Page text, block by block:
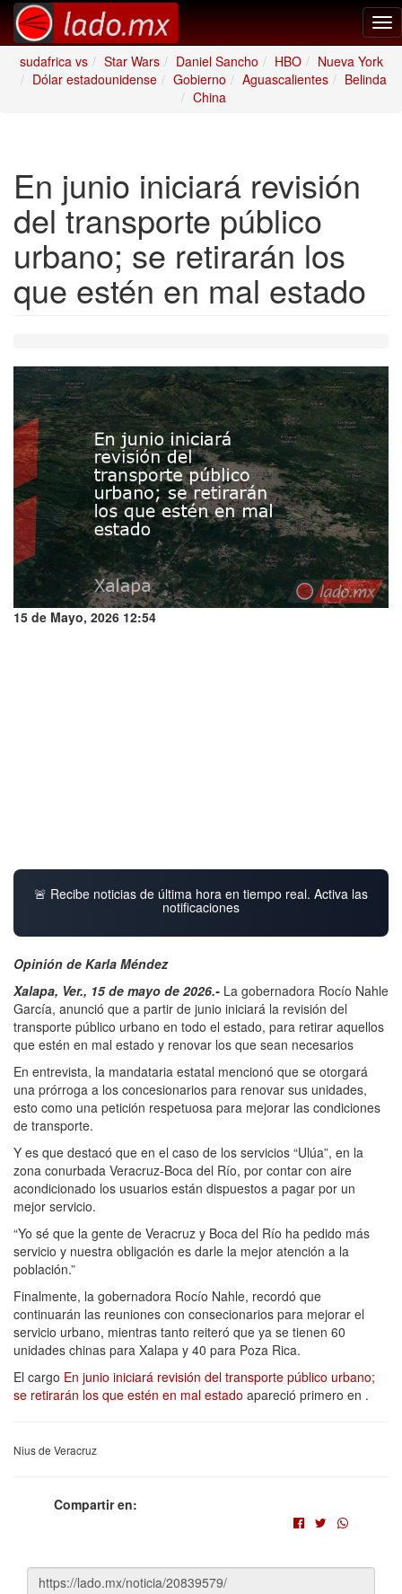
sudafrica vs
Star Wars Daniel Sancho HBO
Nueva York
Dólar estadounidense
Gobierno Aguascalientes
Belinda
China
En junio iniciará revisión
del transporte público
urbano; se retirarán los
que estén en mal estado
15 de Mayo, 2026 12:54
🚨 Recibe noticias de última hora en tiempo real. Activa las
notificaciones
Opinión de Karla Méndez
Xalapa, Ver., 15 de mayo de 2026.- La gobernadora Rocío Nahle
García, anunció que a partir de junio iniciará la revisión del
transporte público urbano en todo el estado, para retirar aquellos
que estén en mal estado y renovar los que sean necesarios
En entrevista, la mandataria estatal mencionó que se otorgará
una prórroga a los concesionarios para renovar sus unidades,
esto como una petición respetuosa para mejorar las condiciones
de transporte.
Y es que destacó que en el caso de los servicios “Ulúa”, en la
zona conurbada Veracruz-Boca del Río, por contar con aire
acondicionado los usuarios están dispuestos a pagar por un
mejor servicio.
“Yo sé que la gente de Veracruz y Boca del Río ha pedido más
servicio y nuestra obligación es darle la mejor atención a la
población.”
Finalmente, la gobernadora Rocío Nahle, recordó que
continuarán las reuniones con consecionarios para mejorar el
servicio urbano, mientras tanto reiteró que ya se tienen 60
unidades chinas para Xalapa y 40 para Poza Rica.
El cargo En junio iniciará revisión del transporte público urbano;
se retirarán los que estén en mal estado apareció primero en .
Nius de Veracruz
Compartir en: